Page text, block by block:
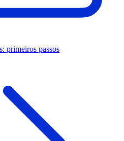
primeiros passos